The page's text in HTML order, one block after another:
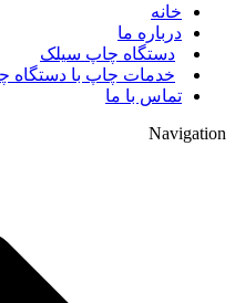
خانه
درباره ما
دستگاه چاپ سیلک
خدمات چاپ با دستگاه
تماس با ما
Navigation